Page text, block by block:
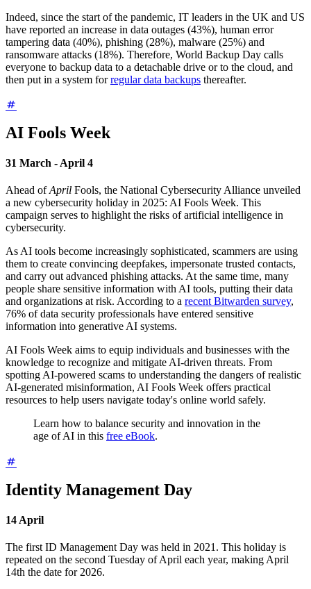
Indeed, since the start of the pandemic, IT leaders in the UK and US
have reported an increase in data outages (43%), human error
tampering data (40%), phishing (28%), malware (25%) and
ransomware attacks (18%). Therefore, World Backup Day calls
everyone to backup data to a detachable drive or to the cloud, and
then put in a system forregular data backups thereafter.
AI Fools Week
31 March - April 4
Ahead ofApril Fools, the National Cybersecurity Alliance unveiled
a new cybersecurity holiday in 2025: AI Fools Week. This
campaign serves to highlight the risks of artificial intelligence in
cybersecurity.
As AI tools become increasingly sophisticated, scammers are using
them to create convincing deepfakes, impersonate trusted contacts,
and carry out advanced phishing attacks. At the same time, many
people share sensitive information with AI tools, putting their data
and organizations at risk. According to a recent Bitwarden survey,
76% of data security professionals have entered sensitive
information into generative AI systems.
AI Fools Week aims to equip individuals and businesses with the
knowledge to recognize and mitigate AI-driven threats. From
spotting AI-powered scams to understanding the dangers of realistic
AI-generated misinformation, AI Fools Week offers practical
resources to help users navigate today's online world safely.
Learn how to balance security and innovation in the
age of AI in this free eBook.
Identity Management Day
14 April
The first ID Management Day was held in 2021. This holiday is
repeated on the second Tuesday of April each year, making April
14th the date for 2026.